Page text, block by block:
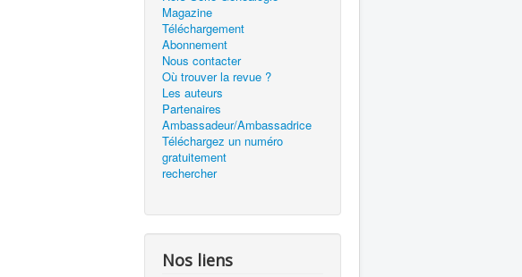
Magazine
Téléchargement
Abonnement
Nous contacter
Où trouver la revue ?
Les auteurs
Partenaires
Ambassadeur/Ambassadrice
Téléchargez un numéro
gratuitement
rechercher
Nos liens